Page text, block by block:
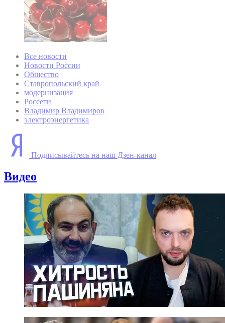
Все новости
Новости России
Общество
Ставропольский край
модернизация
Россети
Владимир Владимиров
электроэнергетика
Подписывайтесь на наш Дзен-канал
Видео